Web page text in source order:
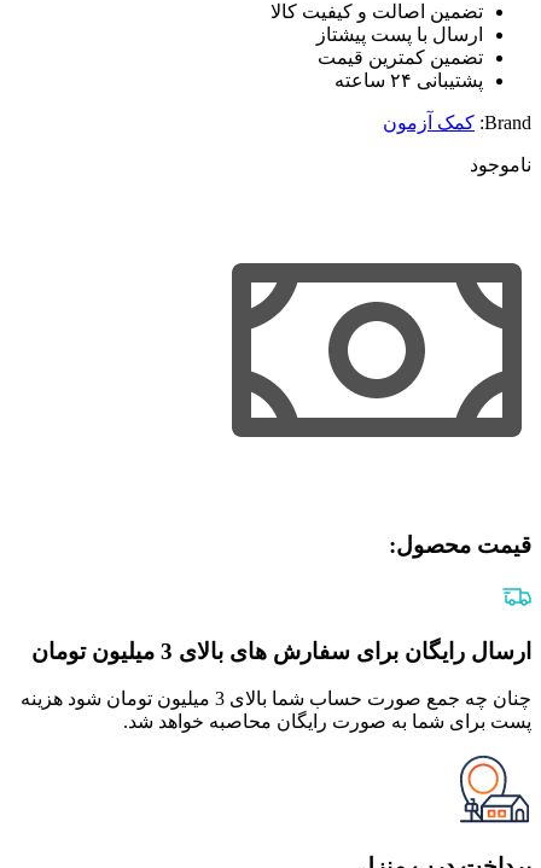
تضمین اصالت و کیفیت کالا
ارسال با پست پیشتاز
تضمین کمترین قیمت
پشتیبانی ۲۴ ساعته
Brand: کمک آزمون
ناموجود
قیمت محصول:​
ارسال رایگان برای سفارش های بالای 3 میلیون تومان
چنان چه جمع صورت حساب شما بالای 3 میلیون تومان شود هزینه
پست برای شما به صورت رایگان محاصبه خواهد شد.